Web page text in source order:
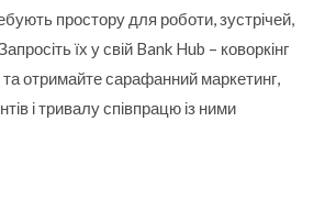
простору для роботи, зустрічей,
їх у свій Bank Hub – коворкінг
отримайте сарафанний маркетинг,
і тривалу співпрацю із ними